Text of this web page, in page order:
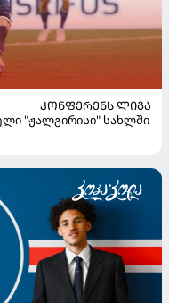
ᲙᲝᲜᲤᲔᲠᲔᲜᲡ ᲚᲘᲒᲐ
"ჟალგირისი" სახლში